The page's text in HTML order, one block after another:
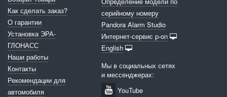
Как сделать заказ?
О гарантии
Установка ЭРА-
ГЛОНАСС
Наши работы
Контакты
Рекомендации для
автомобиля
серийному номеру
Pandora Alarm Studio
Интернет-сервис p-on
English
Мы в социальных сетях
и мессенджерах:
YouTube